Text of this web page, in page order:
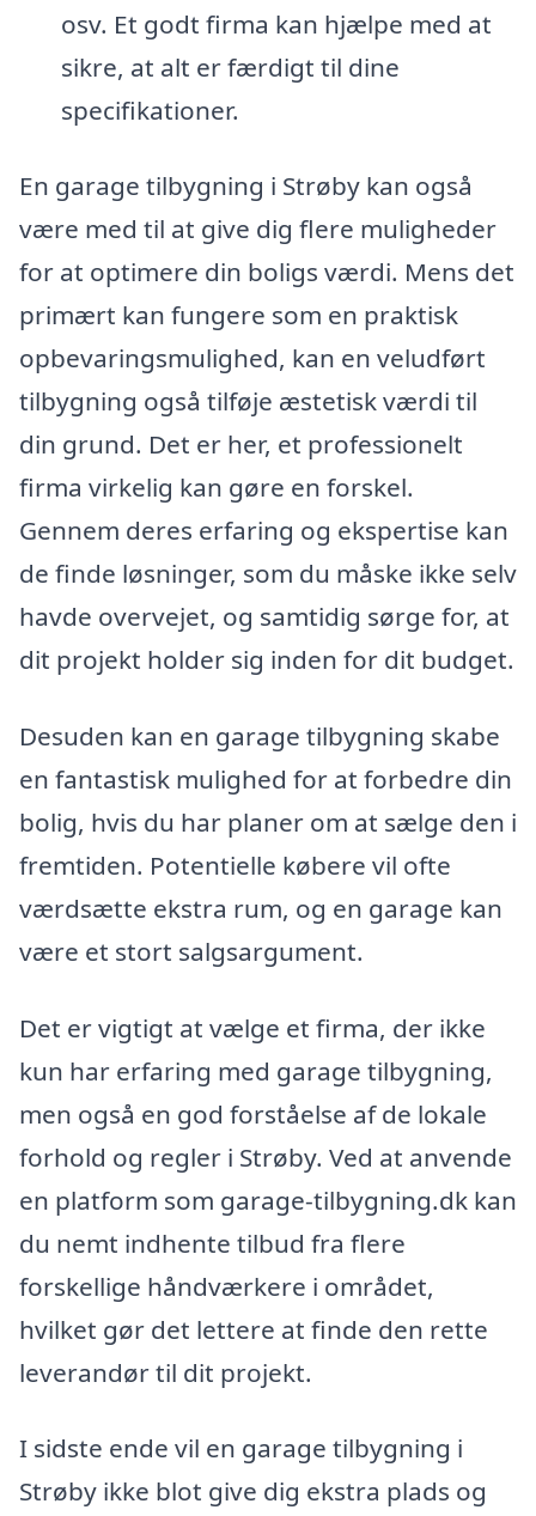
osv. Et godt firma kan hjælpe med at
sikre, at alt er færdigt til dine
specifikationer.
En garage tilbygning i Strøby kan også
være med til at give dig flere muligheder
for at optimere din boligs værdi. Mens det
primært kan fungere som en praktisk
opbevaringsmulighed, kan en veludført
tilbygning også tilføje æstetisk værdi til
din grund. Det er her, et professionelt
firma virkelig kan gøre en forskel.
Gennem deres erfaring og ekspertise kan
de finde løsninger, som du måske ikke selv
havde overvejet, og samtidig sørge for, at
dit projekt holder sig inden for dit budget.
Desuden kan en garage tilbygning skabe
en fantastisk mulighed for at forbedre din
bolig, hvis du har planer om at sælge den i
fremtiden. Potentielle købere vil ofte
værdsætte ekstra rum, og en garage kan
være et stort salgsargument.
Det er vigtigt at vælge et firma, der ikke
kun har erfaring med garage tilbygning,
men også en god forståelse af de lokale
forhold og regler i Strøby. Ved at anvende
en platform som garage-tilbygning.dk kan
du nemt indhente tilbud fra flere
forskellige håndværkere i området,
hvilket gør det lettere at finde den rette
leverandør til dit projekt.
I sidste ende vil en garage tilbygning i
Strøby ikke blot give dig ekstra plads og